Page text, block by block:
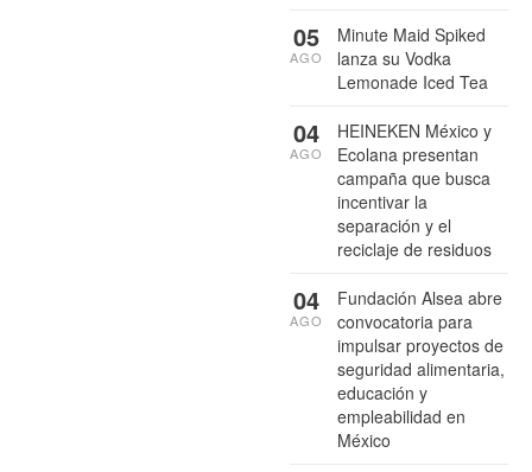
Minute Maid Spiked
lanza su Vodka
Lemonade Iced Tea
05
AGO
HEINEKEN México y
Ecolana presentan
campaña que busca
incentivar la
separación y el
reciclaje de residuos
04
AGO
Fundación Alsea abre
convocatoria para
impulsar proyectos de
seguridad alimentaria,
educación y
empleabilidad en
México
04
AGO